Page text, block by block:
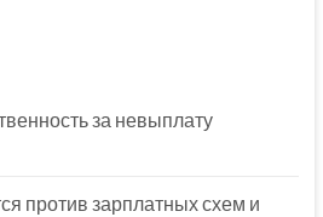
за невыплату
против зарплатных схем и